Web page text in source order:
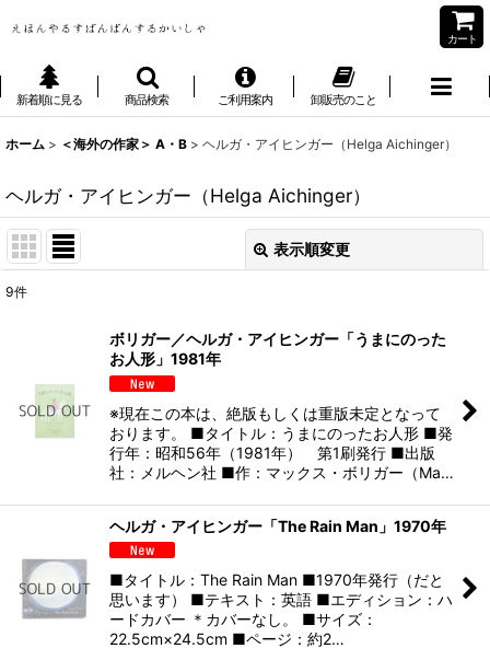
カート
新着順に見る 商品検索 ご利用案内 卸販売のこと
ホーム > ＜海外の作家＞ A・B > ヘルガ・アイヒンガー（Helga Aichinger）
ヘルガ・アイヒンガー（Helga Aichinger）
表示順変更
絞り込む
9件
ボリガー／ヘルガ・アイヒンガー「うまにのった
お人形」1981年
※現在この本は、絶版もしくは重版未定となって
おります。 ■タイトル：うまにのったお人形 ■発
行年：昭和56年（1981年） 第1刷発行 ■出版
社：メルヘン社 ■作：マックス・ボリガー（Ma…
ヘルガ・アイヒンガー「The Rain Man」1970年
■タイトル：The Rain Man ■1970年発行（だと
思います） ■テキスト：英語 ■エディション：ハ
ードカバー ＊カバーなし。 ■サイズ：
22.5cm×24.5cm ■ページ：約2…